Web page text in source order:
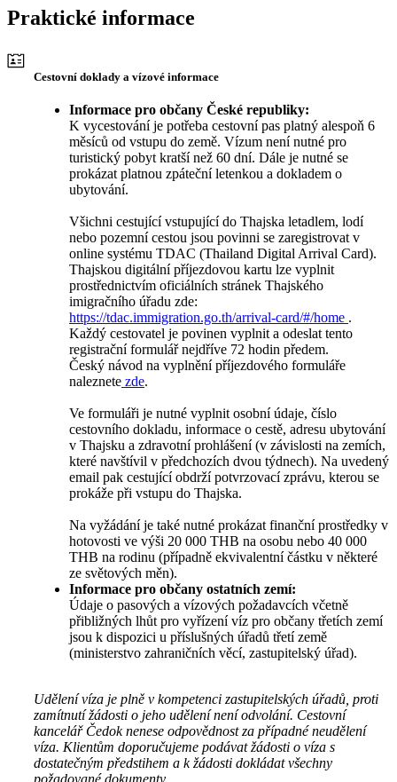
Praktické informace
Cestovní doklady a vízové informace
Informace pro občany České republiky:
K vycestování je potřeba cestovní pas platný alespoň 6
měsíců od vstupu do země. Vízum není nutné pro
turistický pobyt kratší než 60 dní. Dále je nutné se
prokázat platnou zpáteční letenkou a dokladem o
ubytování.
Všichni cestující vstupující do Thajska letadlem, lodí
nebo pozemní cestou jsou povinni se zaregistrovat v
online systému TDAC (Thailand Digital Arrival Card).
Thajskou digitální příjezdovou kartu lze vyplnit
prostřednictvím oficiálních stránek Thajského
imigračního úřadu zde:
https://tdac.immigration.go.th/arrival-card/#/home .
Každý cestovatel je povinen vyplnit a odeslat tento
registrační formulář nejdříve 72 hodin předem.
Český návod na vyplnění příjezdového formuláře
naleznete zde.
Ve formuláři je nutné vyplnit osobní údaje, číslo
cestovního dokladu, informace o cestě, adresu ubytování
v Thajsku a zdravotní prohlášení (v závislosti na zemích,
které navštívil v předchozích dvou týdnech). Na uvedený
email pak cestující obdrží potvrzovací zprávu, kterou se
prokáže při vstupu do Thajska.
Na vyžádání je také nutné prokázat finanční prostředky v
hotovosti ve výši 20 000 THB na osobu nebo 40 000
THB na rodinu (případně ekvivalentní částku v některé
ze světových měn).
Informace pro občany ostatních zemí:
Údaje o pasových a vízových požadavcích včetně
přibližných lhůt pro vyřízení víz pro občany třetích zemí
jsou k dispozici u příslušných úřadů třetí země
(ministerstvo zahraničních věcí, zastupitelský úřad).
Udělení víza je plně v kompetenci zastupitelských úřadů, proti
zamítnutí žádosti o jeho udělení není odvolání. Cestovní
kancelář Čedok nenese odpovědnost za případné neudělení
víza. Klientům doporučujeme podávat žádosti o víza s
dostatečným předstihem a k žádosti dokládat všechny